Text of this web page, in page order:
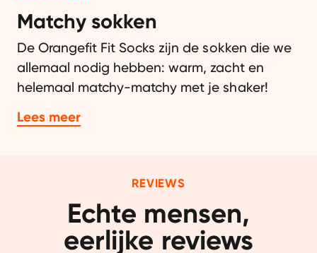
Matchy sokken
De Orangefit Fit Socks zijn de sokken die we
allemaal nodig hebben: warm, zacht en
helemaal matchy-matchy met je shaker!
Uitgevoerd in fris oranje en te herkennen aan
OEKO-keurmerk
Deze Orangefit Fit Socks zijn geproduceerd
volgens de OEKO-TEX standaard 100. OEKO-
TEX Standaard is een van de bekendste
Lees meer
REVIEWS
Echte mensen,
eerlijke reviews